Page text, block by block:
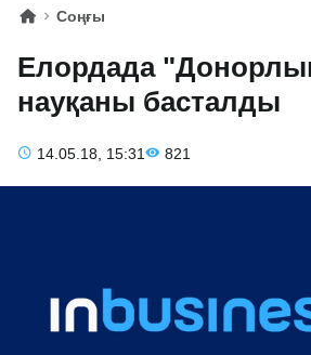
Соңғы
Елордада
науқаны басталды
14.05.18, 15:31 821